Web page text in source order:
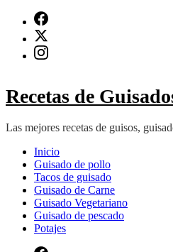
contenido
(presiona
Recetas de
Las mejores recetas de guisos,
Inicio
Guisado de pollo
Tacos de guisado
Guisado de Carne
Guisado Vegetariano
Guisado de pescado
Potajes